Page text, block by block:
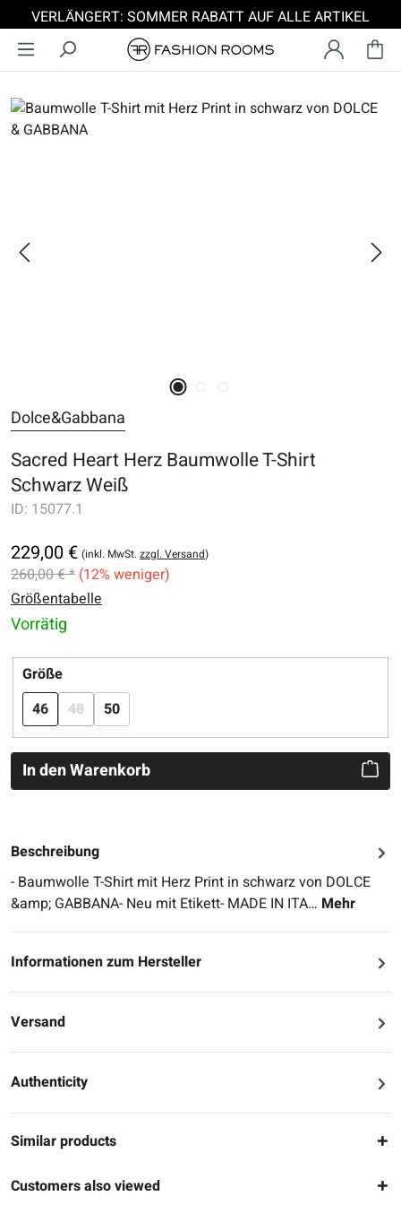
Zum Hauptinhalt springen
VERLÄNGERT: SOMMER RABATT AUF ALLE ARTIKEL
Bildergalerie überspringen
Dolce&Gabbana
Sacred Heart Herz Baumwolle T-Shirt
Schwarz Weiß
ID: 15077.1
229,00 € (inkl. MwSt.zzgl. Versand)
260,00 € * (12% weniger)
Größentabelle
Vorrätig
Größeauswählen
46
48(Diese Option ist zurzeit nicht verfügbar.)
50
In den Warenkorb
Beschreibung
- Baumwolle T-Shirt mit Herz Print in schwarz von DOLCE
&amp; GABBANA- Neu mit Etikett- MADE IN ITA… Mehr
Informationen zum Hersteller
Versand
Authenticity
Similar products
Customers also viewed